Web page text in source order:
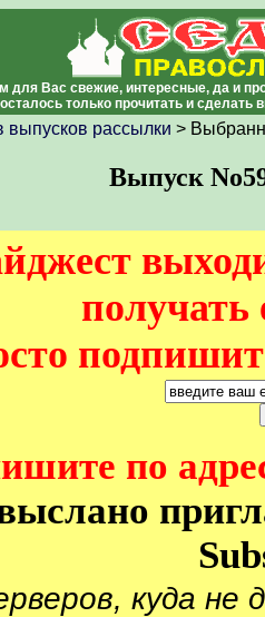
Вас свежие, интересные, да и
только прочитать и
выпусков рассылки >
Выпуск
по
куда